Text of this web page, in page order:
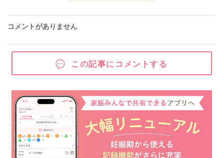
コメントがありません
この記事にコメントする